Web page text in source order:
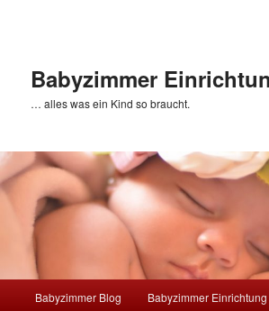
Babyzimmer
… alles was ein Kind so braucht.
Babyzimmer Blog Babyzimmer Einrichtung